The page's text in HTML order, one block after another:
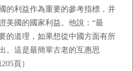
的利益作為重要的參考指標，并
美國的國家利益。他說：“最
的道理，如果想從中國方面有所
。這是最簡單古老的互惠思
頁）